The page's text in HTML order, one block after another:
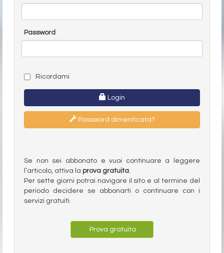
Password
Ricordami
Login
Password dimenticata?
Se non sei abbonato e vuoi continuare a leggere
l’articolo, attiva la prova gratuita.
Per sette giorni potrai navigare il sito e al termine del
periodo decidere se abbonarti o continuare con i
servizi gratuiti.
Prova gratuita